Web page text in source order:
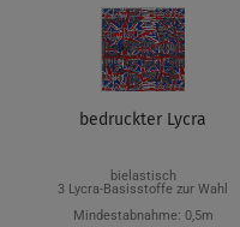
bedruckter Lycra
bielastisch
3 Lycra-Basisstoffe zur Wahl
Mindestabnahme: 0,5m